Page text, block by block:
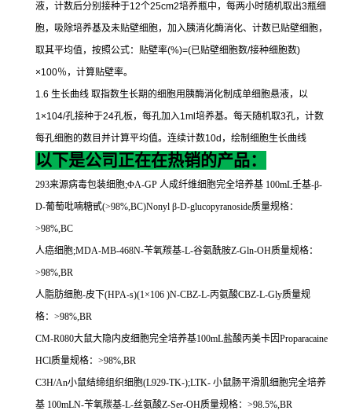
液，计数后分别接种于12个25cm2培养瓶中，每两小时随机取出3瓶细
胞，吸除培养基及未贴壁细胞，加入胰消化酶消化、计数已贴壁细胞，
取其平均值，按照公式：贴壁率(%)=(已贴壁细胞数/接种细胞数)
×100％，计算贴壁率。
1.6 生长曲线 取指数生长期的细胞用胰酶消化制成单细胞悬液，以
1×104/孔接种于24孔板，每孔加入1ml 培养基。每天随机取3孔，计数
每孔细胞的数目并计算平均值。连续计数10d ，绘制细胞生长曲线
以下是公司正在在热销的产品：
293来源病毒包装细胞;ΦA-GP 人成纤维细胞完全培养基 100mL壬基-β-
D-葡萄吡喃糖甙(>98%,BC)Nonyl β-D-glucopyranoside质量规格：
>98%,BC
人癌细胞;MDA-MB-468N-苄氧羰基-L-谷氨酰胺Z-Gln-OH质量规格：
>98%,BR
人脂肪细胞-皮下(HPA-s)(1×106 )N-CBZ-L-丙氨酸CBZ-L-Gly质量规
格： >98%,BR
CM-R080大鼠大隐内皮细胞完全培养基100mL盐酸丙美卡因Proparacaine
HCl质量规格： >98%,BR
C3H/An小鼠结缔组织细胞(L929-TK-);LTK- 小鼠肠平滑肌细胞完全培养
基 100mLN-苄氧羰基-L-丝氨酸Z-Ser-OH质量规格： >98.5%,BR